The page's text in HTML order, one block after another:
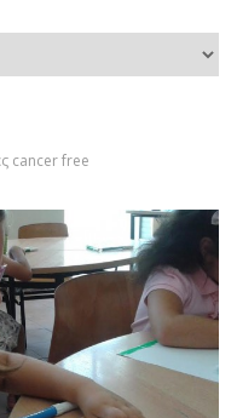
cancer free